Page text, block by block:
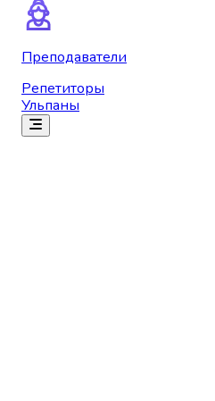
Преподаватели
Репетиторы
Ульпаны